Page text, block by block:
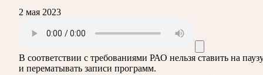
2 мая 2023
В соответствии с требованиями РАО нельзя ставить на
и перематывать записи программ.